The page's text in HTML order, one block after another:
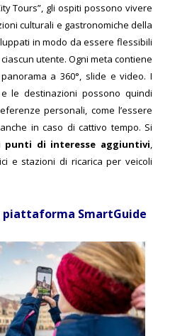
Tours”, gli ospiti possono vivere
culturali e gastronomiche della
in modo da essere flessibili
utente. Ogni meta contiene
a 360°, slide e video. I
le destinazioni possono quindi
personali, come l’essere
in caso di cattivo tempo. Si
punti di interesse aggiuntivi,
e stazioni di ricarica per veicoli
SmartGuide